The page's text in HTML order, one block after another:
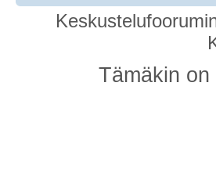
Tämäkin on